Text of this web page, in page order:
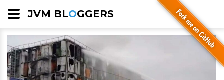
JVM BLOGGERS